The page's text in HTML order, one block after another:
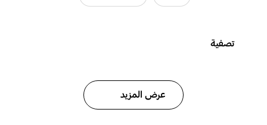
تصفية
عرض المزيد